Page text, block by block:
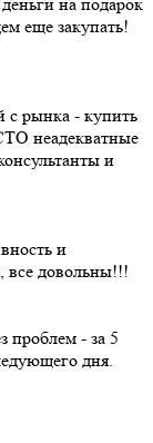
еще закупать!
с рынка - купить
неадекватные
и
и
все довольны!!!
проблем - за 5
дня.